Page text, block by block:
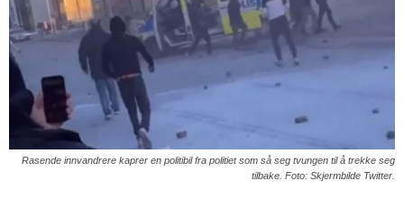
Rasende innvandrere kaprer en politibil fra politiet som så seg tvungen til å trekke seg
tilbake. Foto: Skjermbilde Twitter.